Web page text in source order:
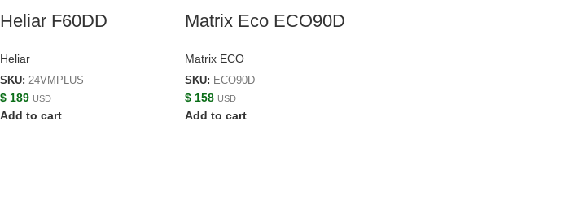
Heliar F60DD
Heliar
SKU: 24VMPLUS
$ 189 USD
Add to cart
Matrix Eco ECO90D
Matrix ECO
SKU: ECO90D
$ 158 USD
Add to cart